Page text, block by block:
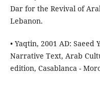
Dar for the Revival of
Lebanon.
• Yaqtin, 2001 AD: Saeed
Narrative Text, Arab
edition, Casablanca -